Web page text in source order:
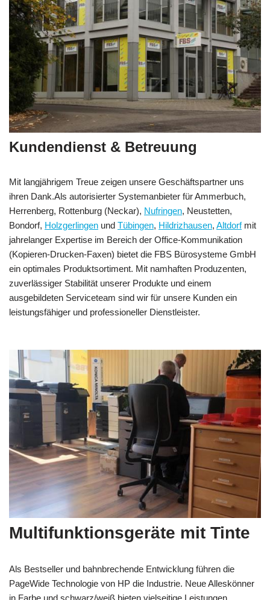
Kundendienst & Betreuung
Mit langjährigem Treue zeigen unsere Geschäftspartner uns
ihren Dank.Als autorisierter Systemanbieter für Ammerbuch,
Herrenberg, Rottenburg (Neckar), Nufringen, Neustetten,
Bondorf, Holzgerlingen und Tübingen, Hildrizhausen, Altdorfmit
jahrelanger Expertise im Bereich der Office-Kommunikation
(Kopieren-Drucken-Faxen) bietet die FBS Bürosysteme GmbH
ein optimales Produktsortiment. Mit namhaften Produzenten,
zuverlässiger Stabilität unserer Produkte und einem
ausgebildeten Serviceteam sind wir für unsere Kunden ein
leistungsfähiger und professioneller Dienstleister.
Multifunktionsgeräte mit Tinte
Als Bestseller und bahnbrechende Entwicklung führen die
PageWide Technologie von HP die Industrie. Neue Alleskönner
in Farbe und schwarz/weiß bieten vielseitige Leistungen.